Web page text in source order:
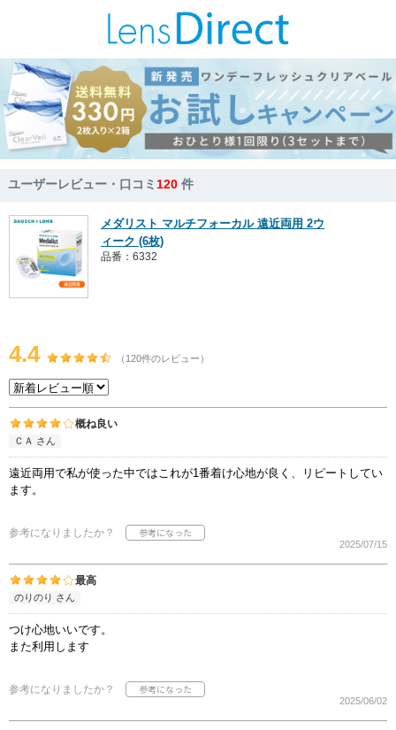
ユーザーレビュー・口コミ120 件
メダリスト マルチフォーカル 遠近両用 2ウ
ィーク (6枚)
品番：6332
4.4 （120件のレビュー）
概ね良い
ＣＡ さん
遠近両用で私が使った中ではこれが1番着け心地が良く、リピートしてい
ます。
参考になりましたか？
2025/07/15
最高
のりのり さん
つけ心地いいです。
また利用します
参考になりましたか？
2025/06/02